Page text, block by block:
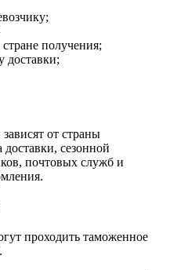
получения;
доставки;
от страны
сезонной
почтовых служб и
проходить таможенное